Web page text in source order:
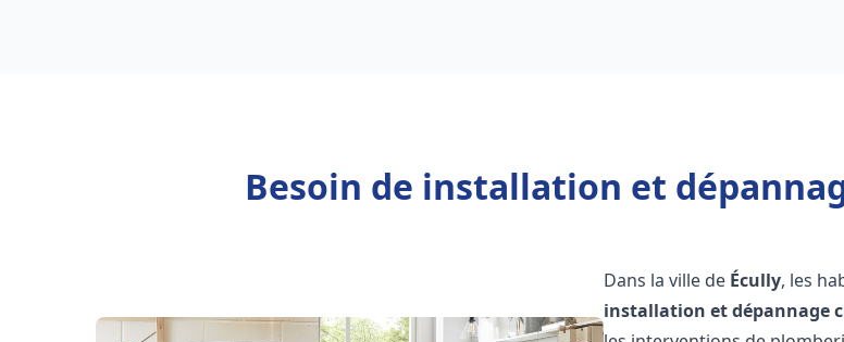
Besoin de installation et
Dans la ville de Écully, les
installation et dépannage